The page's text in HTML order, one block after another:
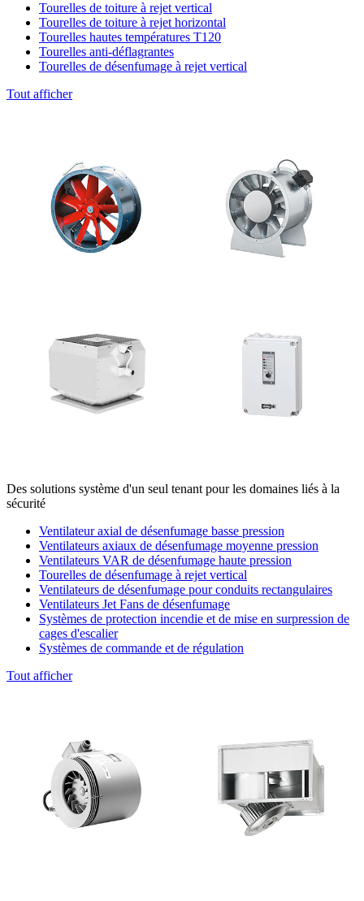
Tourelles de toiture à rejet vertical
Tourelles de toiture à rejet horizontal
Tourelles hautes températures T120
Tourelles anti-déflagrantes
Tourelles de désenfumage à rejet vertical
Tout afficher
Des solutions système d'un seul tenant pour les domaines liés à la
sécurité
Ventilateur axial de désenfumage basse pression
Ventilateurs axiaux de désenfumage moyenne pression
Ventilateurs VAR de désenfumage haute pression
Tourelles de désenfumage à rejet vertical
Ventilateurs de désenfumage pour conduits rectangulaires
Ventilateurs Jet Fans de désenfumage
Systèmes de protection incendie et de mise en surpression de
cages d'escalier
Systèmes de commande et de régulation
Tout afficher